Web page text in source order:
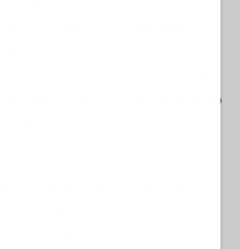
tutto il paese, è forse, insieme a
a Gaza, il più agghiacciante
si sia mai manifestato.
una parte cospicua di tale mercenariato
statunitense, i curdi adottavano simili
la scusa di combattere l’ISIS, ne
Una popolazione di 1,5 milioni
sanguinaria di un’occupazione
anche di tutte le funzioni